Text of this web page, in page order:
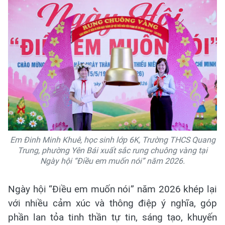
Em Đinh Minh Khuê, học sinh lớp 6K, Trường THCS Quang
Trung, phường Yên Bái xuất sắc rung chuông vàng tại
Ngày hội “Điều em muốn nói” năm 2026.
Ngày hội “Điều em muốn nói” năm 2026 khép lại
với nhiều cảm xúc và thông điệp ý nghĩa, góp
phần lan tỏa tinh thần tự tin, sáng tạo, khuyến